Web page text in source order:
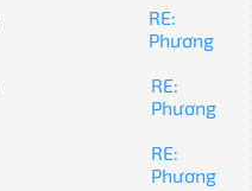
RE:
Phương
RE:
Phương
RE:
Phương